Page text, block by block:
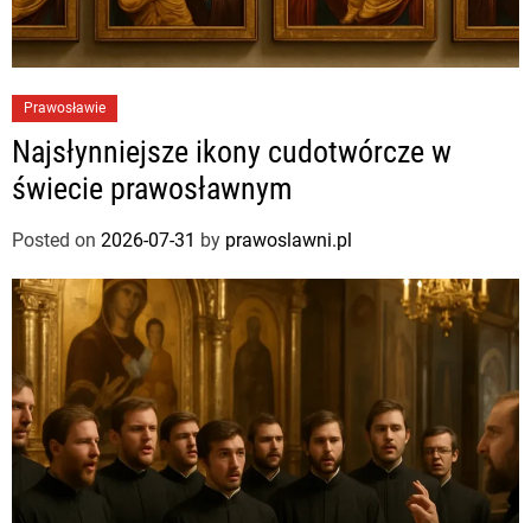
Prawosławie
Najsłynniejsze ikony cudotwórcze w
świecie prawosławnym
Posted on 2026-07-31 by prawoslawni.pl